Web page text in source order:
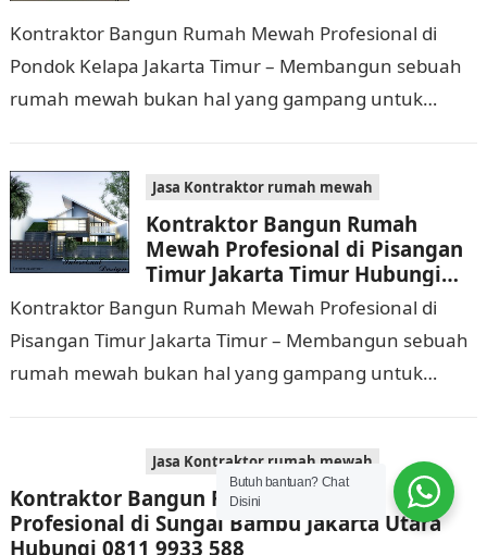
Kontraktor Bangun Rumah Mewah Profesional di
Pondok Kelapa Jakarta Timur – Membangun sebuah
rumah mewah bukan hal yang gampang untuk
Jasa Kontraktor rumah mewah
Kontraktor Bangun Rumah
Mewah Profesional di Pisangan
Timur Jakarta Timur Hubungi
0811 9933 588
Kontraktor Bangun Rumah Mewah Profesional di
Pisangan Timur Jakarta Timur – Membangun sebuah
rumah mewah bukan hal yang gampang untuk
Jasa Kontraktor rumah mewah
Kontraktor Bangun Rumah Mewah
Profesional di Sungai Bambu Jakarta Utara
Hubungi 0811 9933 588
Butuh bantuan? Chat
Disini